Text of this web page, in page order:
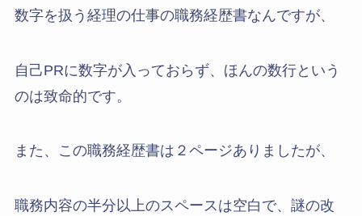
数字を扱う経理の仕事の職務経歴書なんですが、
自己PRに数字が入っておらず、ほんの数行という
のは致命的です。
また、この職務経歴書は２ページありましたが、
職務内容の半分以上のスペースは空白で、謎の改